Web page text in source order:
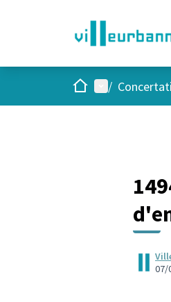
AccueilMenu principal
/
07/